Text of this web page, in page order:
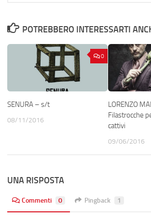
POTREBBERO INTERESSARTI
0
SENURA – s/t
08/11/2016
LORENZO
Filastrocche
cattivi
09/06/2016
UNA RISPOSTA
Commenti 0 Pingback 1